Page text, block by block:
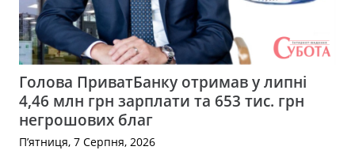
Голова ПриватБанку отримав у липні
4,46 млн грн зарплати та 653 тис. грн
негрошових благ
П’ятниця, 7 Серпня, 2026